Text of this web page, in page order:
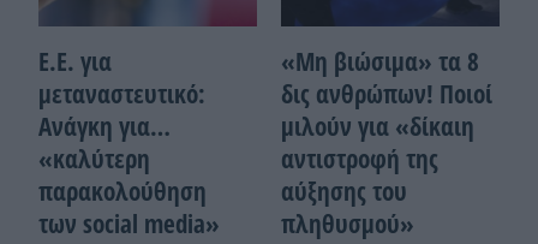
Ε.Ε. για
μεταναστευτικό:
Ανάγκη για…
«καλύτερη
παρακολούθηση
των social media»
«Μη βιώσιμα» τα 8
δις ανθρώπων! Ποιοί
μιλούν για «δίκαιη
αντιστροφή της
αύξησης του
πληθυσμού»